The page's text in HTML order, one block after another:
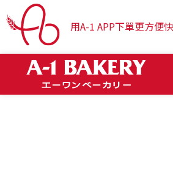
用A-1 APP下單更方便